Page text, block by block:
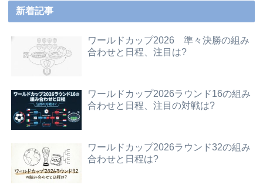
新着記事
ワールドカップ2026 準々決勝の組み
合わせと日程、注目は?
ワールドカップ2026ラウンド16の組み
合わせと日程、注目の対戦は?
ワールドカップ2026ラウンド32の組み
合わせと日程は?